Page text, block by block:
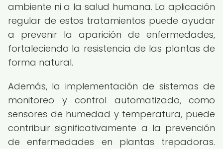
ambiente ni a la salud humana. La aplicación
regular de estos tratamientos puede ayudar
a prevenir la aparición de enfermedades,
fortaleciendo la resistencia de las plantas de
forma natural.
Además, la implementación de sistemas de
monitoreo y control automatizado, como
sensores de humedad y temperatura, puede
contribuir significativamente a la prevención
de enfermedades en plantas trepadoras.